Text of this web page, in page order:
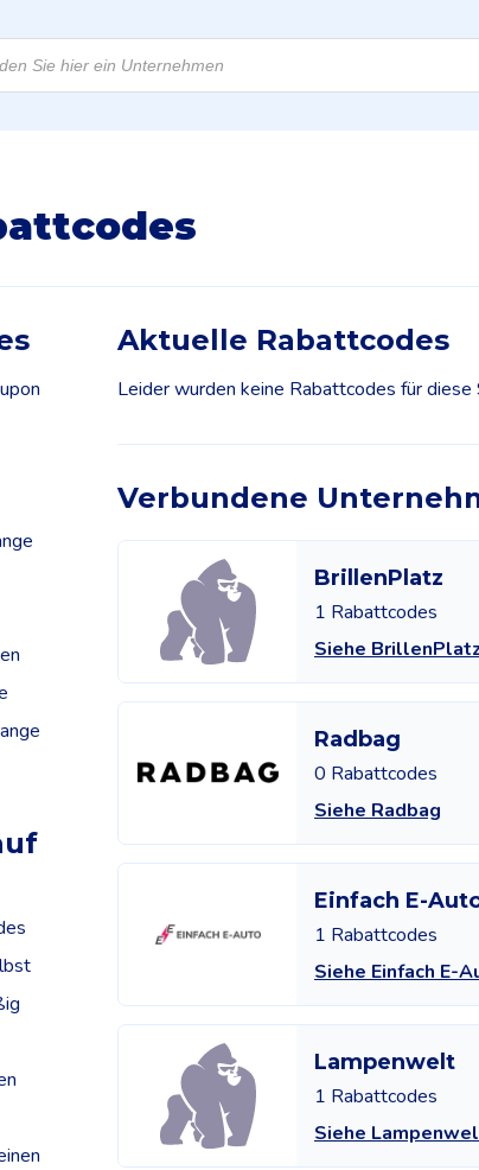
Aktuelle Rabattcodes
Leider wurden keine Rabattcodes für diese
Verbundene
BrillenPlatz
1 Rabattcodes
Siehe
Radbag
0 Rabattcodes
Siehe Radbag
Einfach E-
1 Rabattcodes
Siehe Einfach E-
Lampenwelt
1 Rabattcodes
Siehe